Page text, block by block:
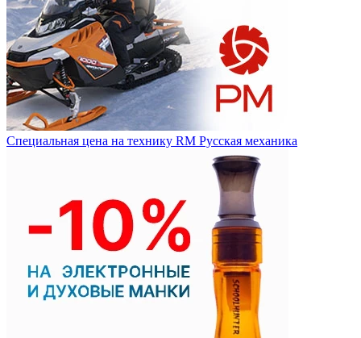
Специальная цена на технику RM Русская механика